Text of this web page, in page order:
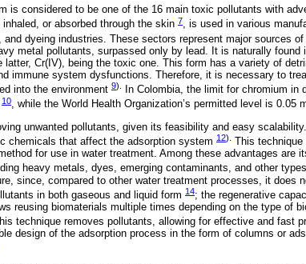
is considered to be one of the 16 main toxic pollutants with
or absorbed through the skin 7, is used in various
dyeing industries. These sectors represent major sources of
metal pollutants, surpassed only by lead. It is naturally found
Cr(IV), being the toxic one. This form has a variety of
immune system dysfunctions. Therefore, it is necessary to
into the environment 9).
In Colombia, the limit for chromium in
10, while the World Health Organization’s permitted level is 0.05
unwanted pollutants, given its feasibility and easy
chemicals that affect the adsorption system 12).
This technique
for use in water treatment. Among these advantages are
heavy metals, dyes, emerging contaminants, and other
since, compared to other water treatment processes, it does
in both gaseous and liquid form 14; the regenerative
reusing biomaterials multiple times depending on the type of
technique removes pollutants, allowing for effective and fast
design of the adsorption process in the form of columns or